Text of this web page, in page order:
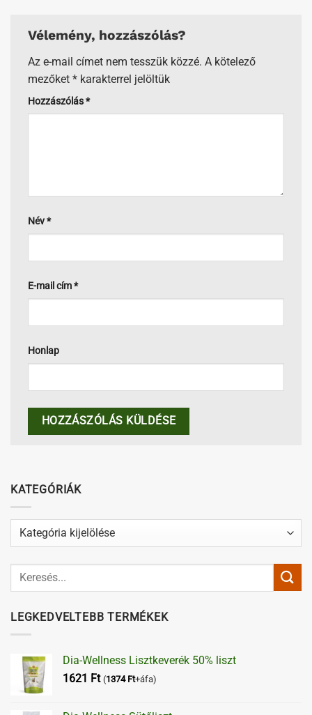
Vélemény, hozzászólás?
Az e-mail címet nem tesszük közzé. A kötelező
mezőket * karakterrel jelöltük
Hozzászólás*
Név*
E-mail cím*
Honlap
KATEGÓRIÁK
Kategóriák
LEGKEDVELTEBB TERMÉKEK
Dia-Wellness Lisztkeverék 50% liszt
1621 Ft (1374 Ft+áfa)